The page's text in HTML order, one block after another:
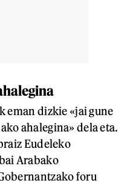
eman dizkie «jai gune
ahalegina» dela eta.
Eudeleko
Arabako
foru